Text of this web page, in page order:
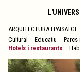
ARQUITECTURA I PAISATGE
Cultural
Educatiu
Hotels i restaurants